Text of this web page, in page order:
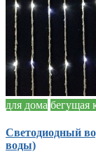
для дома бегущая
Светодиодный
воды)